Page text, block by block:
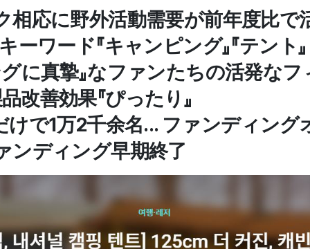
相応に野外活動需要が前年度比で
ーワード『キャンピング』『テント』
に真摯』なファンたちの活発な
改善効果『ぴったり』
けで1万2千余名... ファンディング
ンディング早期終了